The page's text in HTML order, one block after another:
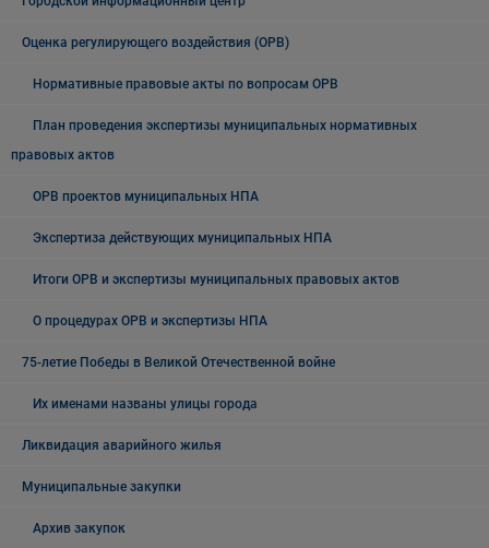
Оценка регулирующего воздействия (ОРВ)
Нормативные правовые акты по вопросам ОРВ
План проведения экспертизы муниципальных нормативных
правовых актов
ОРВ проектов муниципальных НПА
Экспертиза действующих муниципальных НПА
Итоги ОРВ и экспертизы муниципальных правовых актов
О процедурах ОРВ и экспертизы НПА
75-летие Победы в Великой Отечественной войне
Их именами названы улицы города
Ликвидация аварийного жилья
Муниципальные закупки
Архив закупок